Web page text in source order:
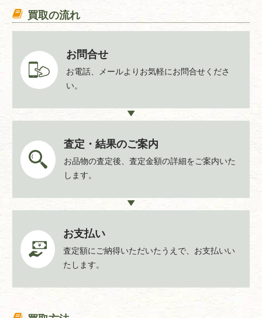
買取の流れ
お問合せ
お電話、メールよりお気軽にお問合せくださ
い。
査定・結果のご案内
お品物の査定後、査定金額の詳細をご案内いた
します。
お支払い
査定額にご納得いただいたうえで、お支払いい
たします。